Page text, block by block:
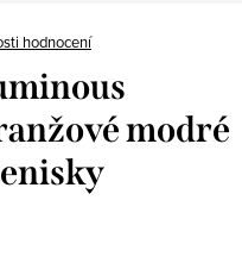
hodnocení
modré